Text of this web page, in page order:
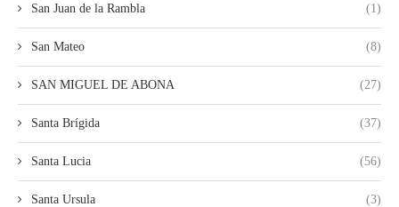
San Juan de la Rambla (1)
San Mateo (8)
SAN MIGUEL DE ABONA (27)
Santa Brígida (37)
Santa Lucia (56)
Santa Ursula (3)